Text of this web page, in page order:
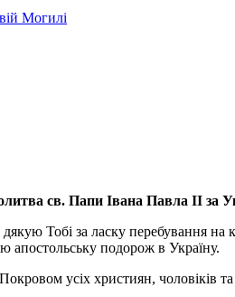
Могилі
св. Папи Івана Павла ІІ за
Тобі за ласку перебування на
подорож в Україну.
усіх християн, чоловіків та